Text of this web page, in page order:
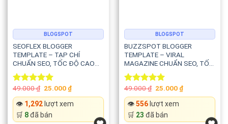
🎨 Dễ dàng tùy chỉnh giao diện
Gameify hỗ trợ hệ thống kéo thả trực quan giúp bạn thay
đổi bố cục website nhanh chóng.
Bạn có thể tùy chỉnh:
BLOGSPOT
SEOFLEX BLOGGER
TEMPLATE – TẠP CHÍ
CHUẨN SEO, TỐC ĐỘ CAO
VÀ HIỆN ĐẠI
Rated5.00
out of 5
49.000₫ Original
was:
49.000 ₫.
25.000 ₫Current
price
is:
25.000 ₫.
👁️ 1,292lượt xem
🛒 8đã bán
BLOGSPOT
BUZZSPOT BLOGGER
TEMPLATE – VIRAL
MAGAZINE CHUẨN SEO, TỐC
ĐỘ CAO VÀ TỐI ƯU GOOGLE
ADSENSE
Rated5.00
out of 5
49.000₫ Original
was:
49.000 ₫.
25.000 ₫Current
price
👁️556lượt xem
🛒 23 đã bán